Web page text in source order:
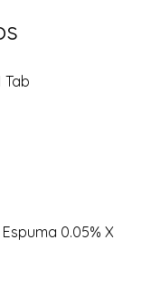
Tab
0.05% X